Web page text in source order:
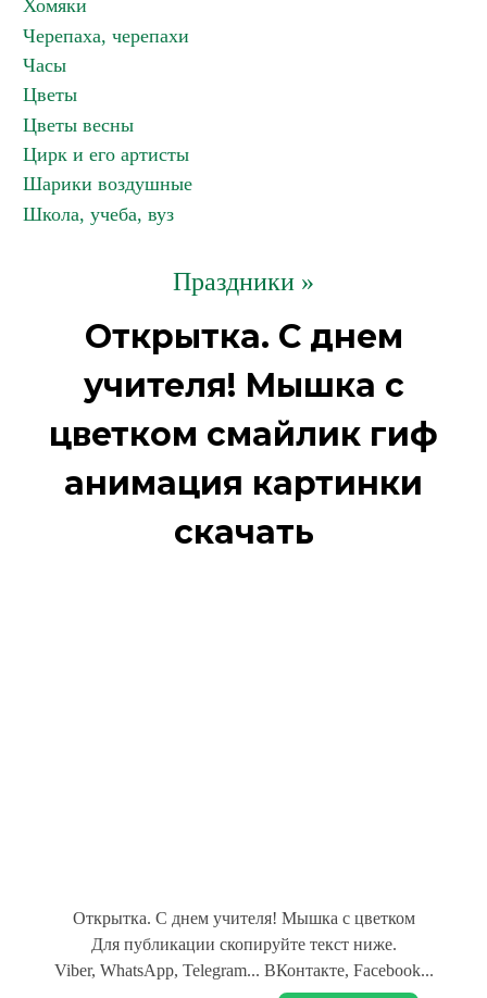
Хомяки
Черепаха, черепахи
Часы
Цветы
Цветы весны
Цирк и его артисты
Шарики воздушные
Школа, учеба, вуз
Праздники »
Открытка. С днем
учителя! Мышка с
цветком смайлик гиф
анимация картинки
скачать
Открытка. С днем учителя! Мышка с цветком
Для публикации скопируйте текст ниже.
Viber, WhatsApp, Telegram... ВКонтакте, Facebook...